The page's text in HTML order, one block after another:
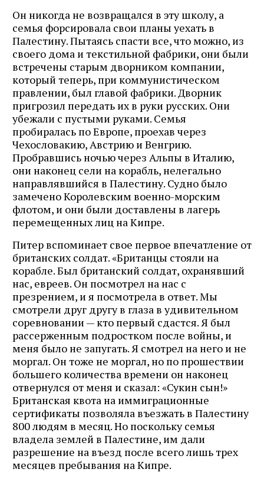
Он никогда не возвращался в эту школу, а
семья форсировала свои планы уехать в
Палестину. Пытаясь спасти все, что можно, из
своего дома и текстильной фабрики, они были
встречены старым дворником компании,
который теперь, при коммунистическом
правлении, был главой фабрики. Дворник
пригрозил передать их в руки русских. Они
убежали с пустыми руками. Семья
пробиралась по Европе, проехав через
Чехословакию, Австрию и Венгрию.
Пробравшись ночью через Альпы в Италию,
они наконец сели на корабль, нелегально
направлявшийся в Палестину. Судно было
замечено Королевским военно-морским
флотом, и они были доставлены в лагерь
перемещенных лиц на Кипре.
Питер вспоминает свое первое впечатление от
британских солдат. «Британцы стояли на
корабле. Был британский солдат, охранявший
нас, евреев. Он посмотрел на нас с
презрением, и я посмотрела в ответ. Мы
смотрели друг другу в глаза в удивительном
соревновании — кто первый сдастся. Я был
рассерженным подростком после войны, и
меня было не запугать. Я смотрел на него и не
моргал. Он тоже не моргал, но по прошествии
большего количества времени он наконец
отвернулся от меня и сказал: «Сукин сын!»
Британская квота на иммиграционные
сертификаты позволяла въезжать в Палестину
800 людям в месяц. Но поскольку семья
владела землей в Палестине, им дали
разрешение на въезд после всего лишь трех
месяцев пребывания на Кипре.